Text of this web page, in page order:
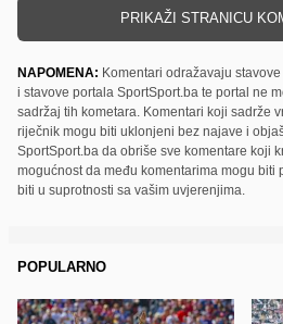
PRIKAŽI STRANICU
NAPOMENA: Komentari odražavaju
i stavove portala SportSport.ba te portal ne
sadržaj tih kometara. Komentari koji sadrže
riječnik mogu biti uklonjeni bez najave i
SportSport.ba da obriše sve komentare koji
mogućnost da među komentarima mogu biti
biti u suprotnosti sa vašim uvjerenjima.
POPULARNO